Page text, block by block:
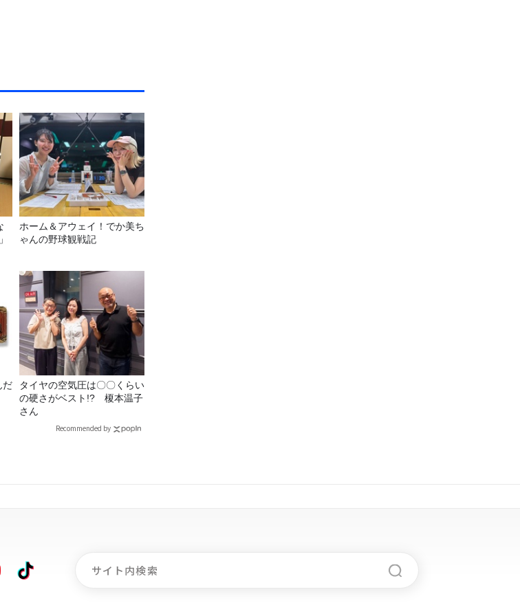
ホーム＆アウェイ！でか美ち
ゃんの野球観戦記
だ
タイヤの空気圧は〇〇くらい
の硬さがベスト!? 榎本温子
さん
Recommended by